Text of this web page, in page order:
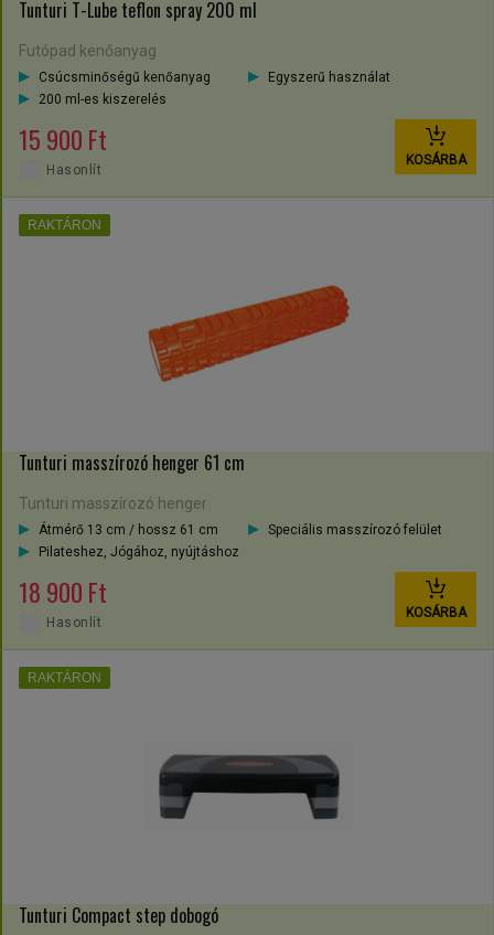
Tunturi T-Lube teflon spray 200 ml
Futópad kenőanyag
Csúcsminőségű kenőanyag
Egyszerű használat
200 ml-es kiszerelés
15 900 Ft
KOSÁRBA
Hasonlít
Tunturi masszírozó henger 61 cm
Tunturi masszírozó henger
Átmérő 13 cm / hossz 61 cm
Speciális masszírozó felület
Pilateshez, Jógához, nyújtáshoz
18 900 Ft
KOSÁRBA
RAKTÁRON
Hasonlít
Tunturi Compact step dobogó
RAKTÁRON